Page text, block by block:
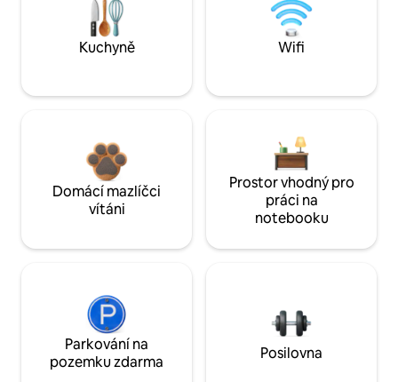
Kuchyně Wifi
Domácí mazlíčci
vítáni
Prostor vhodný pro
práci na
notebooku
Parkování na
pozemku zdarma
Posilovna